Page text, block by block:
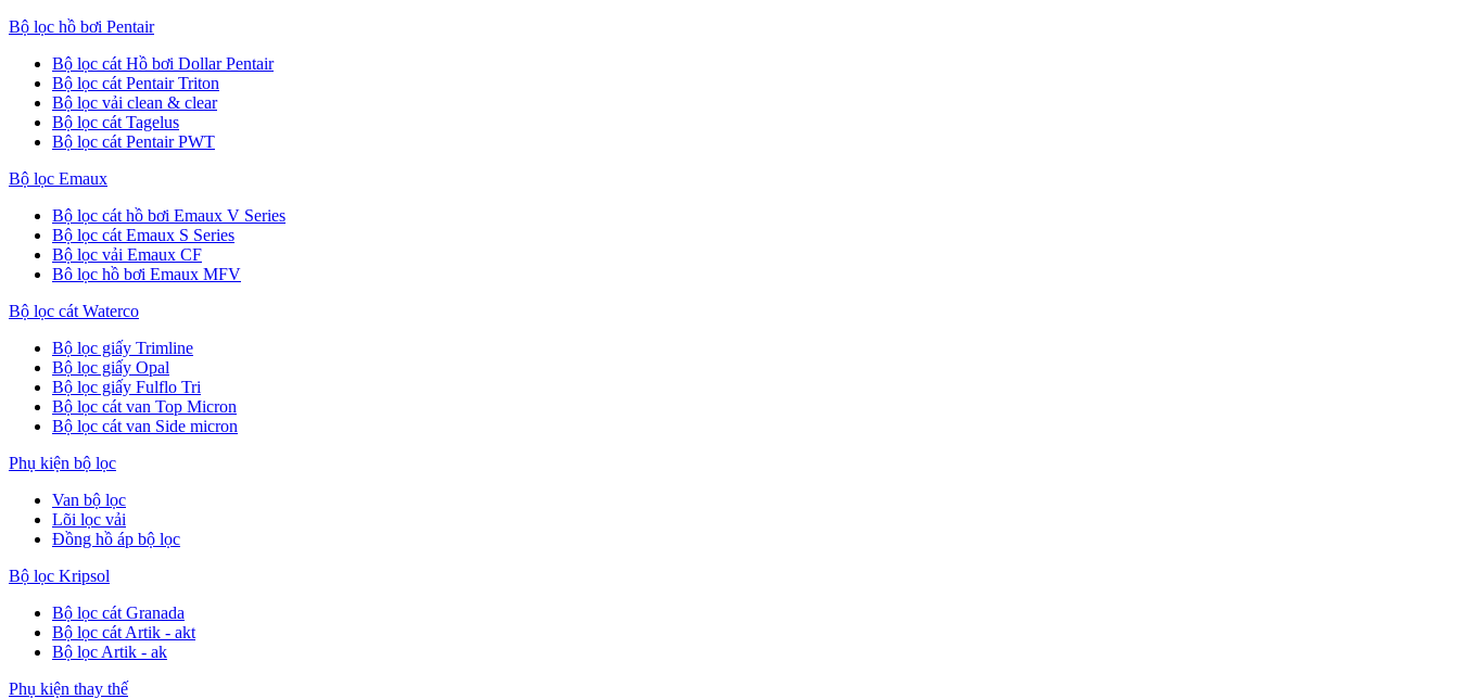
Bộ lọc hồ bơi Pentair
Bộ lọc cát Hồ bơi Dollar Pentair
Bộ lọc cát Pentair Triton
Bộ lọc vải clean & clear
Bộ lọc cát Tagelus
Bộ lọc cát Pentair PWT
Bộ lọc Emaux
Bộ lọc cát hồ bơi Emaux V Series
Bộ lọc cát Emaux S Series
Bộ lọc vải Emaux CF
Bô lọc hồ bơi Emaux MFV
Bộ lọc cát Waterco
Bộ lọc giấy Trimline
Bộ lọc giấy Opal
Bộ lọc giấy Fulflo Tri
Bộ lọc cát van Top Micron
Bộ lọc cát van Side micron
Phụ kiện bộ lọc
Van bộ lọc
Lõi lọc vải
Đồng hồ áp bộ lọc
Bộ lọc Kripsol
Bộ lọc cát Granada
Bộ lọc cát Artik - akt
Bộ lọc Artik - ak
Phụ kiện thay thế